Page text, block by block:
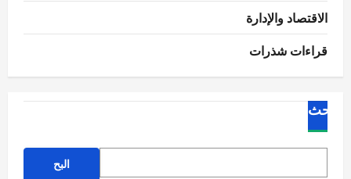
الاقتصاد والإدارة
قراءات شذرات
البحث
البح